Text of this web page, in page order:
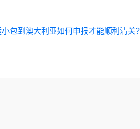
包到澳大利亚如何申报才能顺利清关？